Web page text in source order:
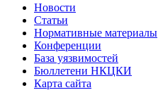
Новости
Статьи
Нормативные материалы
Конференции
База уязвимостей
Бюллетени НКЦКИ
Карта сайта